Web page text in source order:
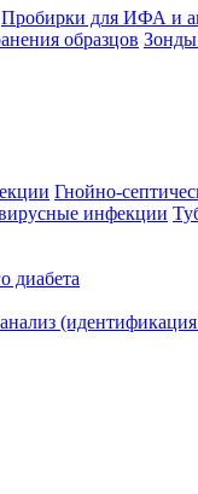
Пробирки для ИФА и
образцов Зонды
Гнойно-
инфекции
диабета
(идентификация